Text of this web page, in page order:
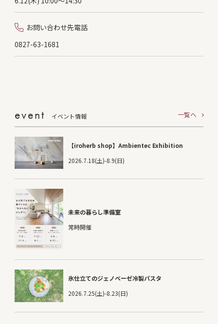
event イベント情報 一覧へ
【iroherb shop】Ambientec Exhibition
2026.7.18(土)-8.9(日)
未来の暮らし準備室
常時開催
氷仕立てのジェノベーゼ冷製パスタ
2026.7.25(土)-8.23(日)
お問い合わせ先電話
0827-63-1681